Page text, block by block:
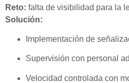
Reto: falta de visibilidad para la
Solución:
Implementación de
Supervisión con personal
Velocidad controlada con